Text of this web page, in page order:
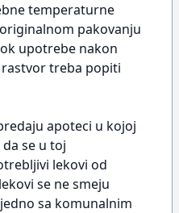
temperaturne
pakovanju
upotrebe nakon
treba popiti
apoteci u kojoj
se u toj
lekovi od
se ne smeju
sa komunalnim